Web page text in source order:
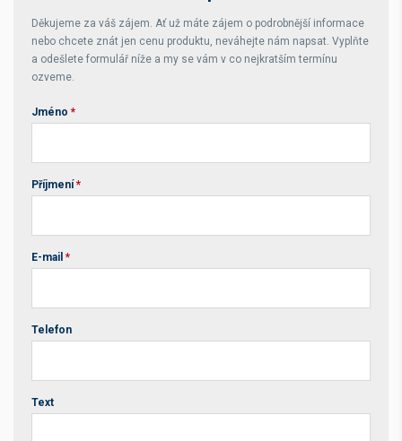
Děkujeme za váš zájem. Ať už máte zájem o podrobnější informace
nebo chcete znát jen cenu produktu, neváhejte nám napsat. Vyplňte
a odešlete formulář níže a my se vám v co nejkratším termínu
ozveme.
Jméno *
Příjmení *
E-mail *
Telefon
Text